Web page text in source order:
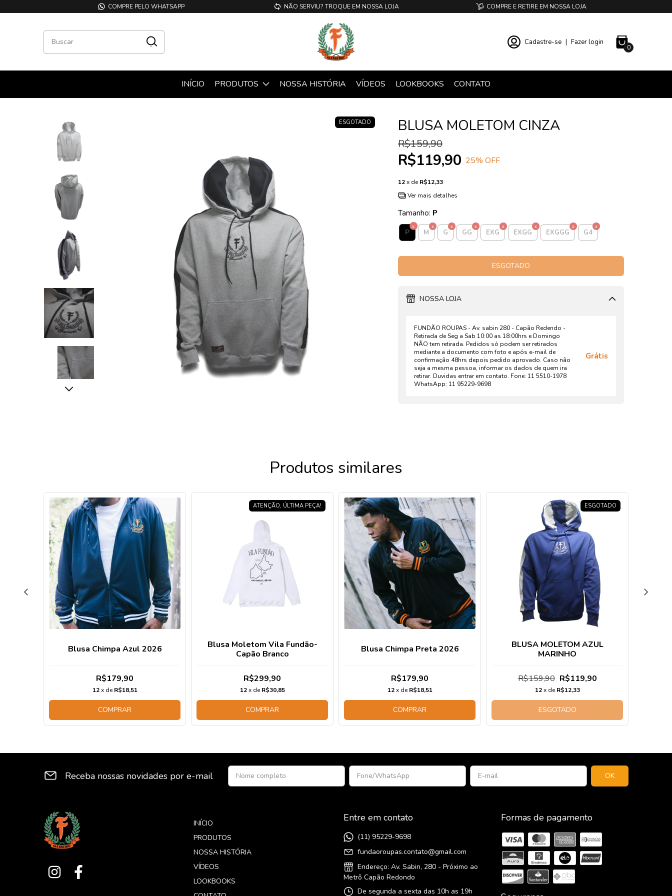
COMPRE PELO WHATSAPP NÃO SERVIU? TROQUE EM NOSSA LOJA COMPRE E RETIRE EM NOSSA LOJA
Cadastre-se | Fazer login
0
INÍCIO PRODUTOS NOSSA HISTÓRIA VÍDEOS LOOKBOOKS CONTATO
ESGOTADO BLUSA MOLETOM CINZA
R$159,90
R$119,90 25% OFF
12x deR$12,33
Ver mais detalhes
Tamanho: P
P M G GG EXG EXGG EXGGG G4
NOSSA LOJA
FUNDÃO ROUPAS - Av. sabin 280 - Capão Redendo -
Retirada de Seg a Sab 10:00 as 18:00hrs e Domingo
NÃO tem retirada. Pedidos só podem ser retirados
mediante a documento com foto e após e-mail de
confirmação 48hrs depois pedido aprovado. Caso não
seja a mesma pessoa, informar os dados de quem ira
retirar. Duvidas entrar em contato. Fone: 11 5510-1978
WhatsApp: 11 95229-9698
Grátis
Produtos similares
Blusa Chimpa Azul 2026
R$179,90
12 x deR$18,51
COMPRAR
ATENÇÃO, ÚLTIMA PEÇA!
Blusa Moletom Vila Fundão-
Capão Branco
R$299,90
12 x deR$30,85
COMPRAR
Blusa Chimpa Preta 2026
R$179,90
12 x deR$18,51
COMPRAR
ESGOTADO
BLUSA MOLETOM AZUL
MARINHO
R$159,90 R$119,90
12 x deR$12,33
ESGOTADO
Receba nossas novidades por e-mail
INÍCIO
PRODUTOS
NOSSA HISTÓRIA
VÍDEOS
LOOKBOOKS
Entre em contato
(11) 95229-9698
fundaoroupas.contato@gmail.com
Endereço: Av. Sabin, 280 - Próximo ao
Metrô Capão Redondo
De segunda a sexta das 10h as 19h
Formas de pagamento